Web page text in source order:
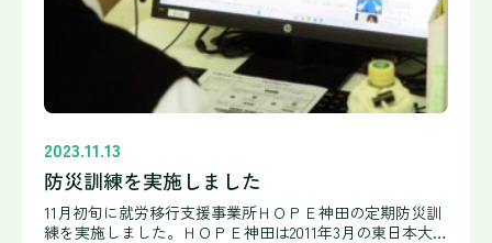
2023.11.13
防災訓練を実施しました
11月初旬に就労移行支援事業所ＨＯＰＥ神田の定期防災訓
練を実施しました。ＨＯＰＥ神田は2011年3月の東日本大震